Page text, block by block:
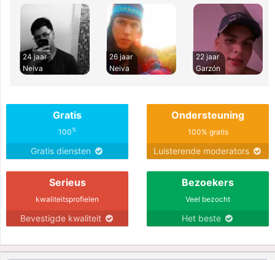
24 jaar
Neiva
26 jaar
Neiva
22 jaar
Garzón
Gratis
100%
Gratis diensten
Ondersteuning
100% gratis
Luisterende moderators
Serieus
kwaliteitsprofielen
Bevestigde kwaliteit
Bezoekers
Veel bezocht
Het beste